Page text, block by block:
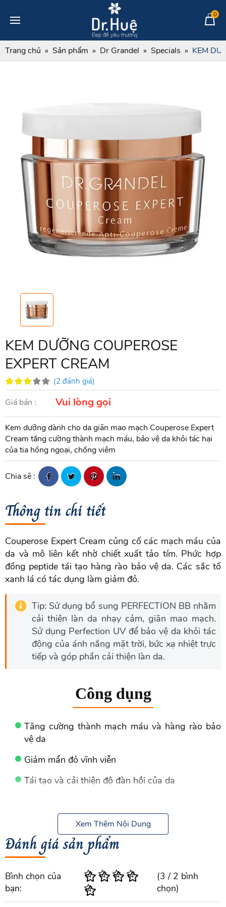
0
Trang chủ Sản phẩm Dr Grandel Specials KEM
KEM DƯỠNG COUPEROSE
EXPERT CREAM
(2 đánh giá)
Giá bán : Vui lòng gọi
Kem dưỡng dành cho da giãn mao mạch Couperose Expert
Cream tăng cường thành mạch máu, bảo vệ da khỏi tác hại
của tia hồng ngoại, chống viêm
Chia sẽ :
Thông tin chi tiết
Couperose Expert Cream củng cố các mạch máu của
da và mô liên kết nhờ chiết xuất tảo tím. Phức hợp
đồng peptide tái tạo hàng rào bảo vệ da. Các sắc tố
xanh lá có tác dụng làm giảm đỏ.
Tip: Sử dụng bổ sung PERFECTION BB nhằm
cải thiện làn da nhạy cảm, giãn mao mạch.
Sử dụng Perfection UV để bảo vệ da khỏi tác
động của ánh nắng mặt trời, bức xạ nhiệt trực
tiếp và góp phần cải thiện làn da.
Công dụng
Tăng cường thành mạch máu và hàng rào bảo
vệ da
Giảm mẩn đỏ vĩnh viễn
Tái tạo và cải thiện độ đàn hồi của da
Hiệu ứng quang học đỏ cũng có tác dụng làm
mờ khuyết điểm, giúp da hồng hào
Thành phần
Xem Thêm Nội Dung
Đánh giá sản phẩm
Bình chọn của
bạn:
(3 / 2 bình
chọn)